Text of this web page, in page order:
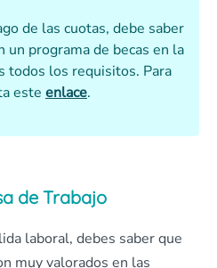
de las cuotas, debe saber
un programa de becas en la
todos los requisitos. Para
este enlace.
de Trabajo
laboral, debes saber que
muy valorados en las